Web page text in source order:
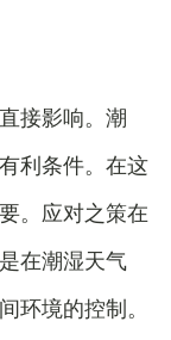
接影响。潮
利条件。在这
。应对之策在
在潮湿天气
环境的控制。